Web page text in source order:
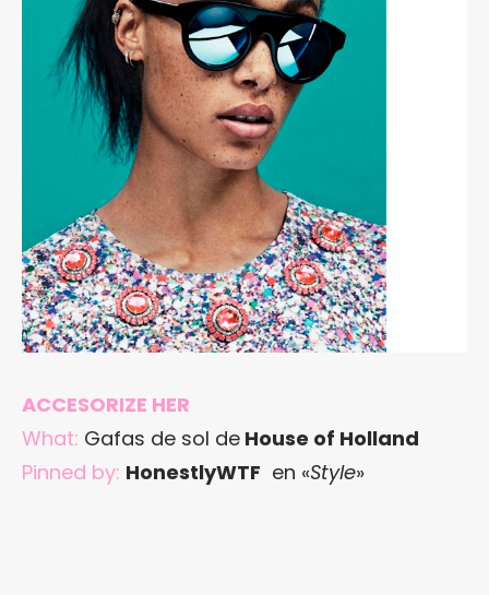
ACCESORIZE HER
What: Gafas de sol de House of Holland
Pinned by: HonestlyWTF en «Style»